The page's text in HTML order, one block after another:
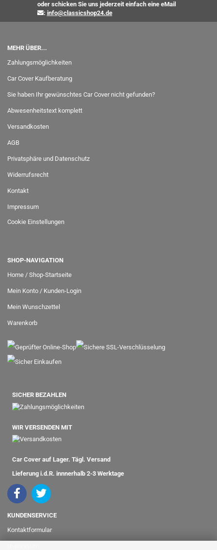
oderschicken Sie uns jederzeit einfach eine eMail
: info@classicshop24.de
MEHR ÜBER...
Zahlungsmöglichkeiten
Car Cover Kaufberatung
Sie haben Ihr gewünschtes Car Cover nicht gefunden?
Abwesenheitstext komplett
Versandkosten
AGB
Privatsphäre und Datenschutz
Widerrufsrecht
Kontakt
Impressum
Cookie Einstellungen
SHOP-NAVIGATION
Home / Shop-Startseite
Mein Konto / Kunden-Login
Mein Wunschzettel
Warenkorb
SICHER BEZAHLEN
WIR VERSENDEN MIT
Car Cover auf Lager. Tägl. Versand
Lieferung i.d.R. innnerhalb 2-3 Werktage
KUNDENSERVICE
Kontaktformular